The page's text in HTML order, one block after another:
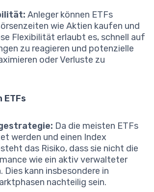
Anleger können ETFs
wie Aktien kaufen und
Flexibilität erlaubt es, schnell auf
zu reagieren und potenzielle
oder Verluste zu
ETFs
Da die meisten ETFs
werden und einen Index
das Risiko, dass sie nicht die
wie ein aktiv verwalteter
Dies kann insbesondere in
nachteilig sein.